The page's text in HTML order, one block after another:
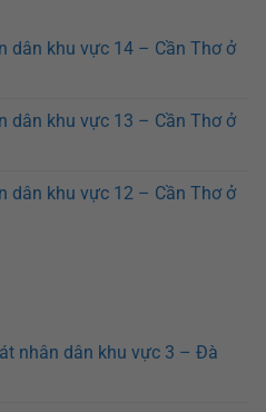
dân khu vực 14 – Cần Thơ ở
dân khu vực 13 – Cần Thơ ở
dân khu vực 12 – Cần Thơ ở
nhân dân khu vực 3 – Đà